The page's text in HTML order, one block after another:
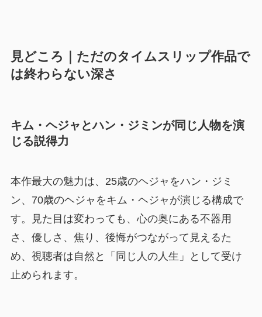
見どころ｜ただのタイムスリップ作品で
は終わらない深さ
キム・ヘジャとハン・ジミンが同じ人物を演
じる説得力
本作最大の魅力は、25歳のヘジャをハン・ジミ
ン、70歳のヘジャをキム・ヘジャが演じる構成で
す。見た目は変わっても、心の奥にある不器用
さ、優しさ、焦り、後悔がつながって見えるた
め、視聴者は自然と「同じ人の人生」として受け
止められます。